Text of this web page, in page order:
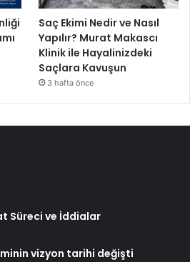
Saç Ekimi Nedir ve Nasıl
Yapılır? Murat Makascı
Klinik ile Hayalinizdeki
Saçlara Kavuşun
3 hafta önce
Süreci ve İddialar
vizyon tarihi değişti